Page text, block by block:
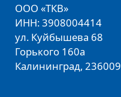
ООО «ТКВ»
ИНН: 3908004414
ул. Куйбышева 68
Горького 160а
Калининград, 236009